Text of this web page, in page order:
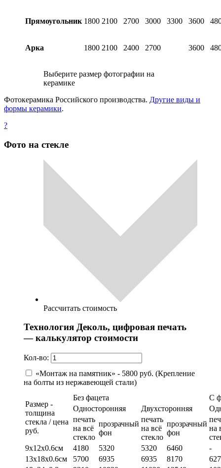
Прямоугольник 1800 2100 2700 3000 3300 3600
Арка 1800 2100 2400 2700 3600
Выберите размер фотографии на
керамике
Фотокерамика Российского производства. Другие виды и
формы керамики.
?
Фото на стекле
Рассчитать стоимость
Технология Деколь, цифровая печать
— калькулятор стоимости
Кол-во:
«Монтаж на памятник» - 5800 руб. (Крепление
на болты из нержавеющей стали)
Размер -
толщина
стекла / цена
руб.
Без фацета
С
Односторонняя
Двухсторонняя
печать
на всё
стекло
прозрачный
фон
печать
на всё
стекло
прозрачный
фон
на
9х12х0.6см
4180 5320 5320 6460
-
13х18х0.6см
5700 6935 6935 8170